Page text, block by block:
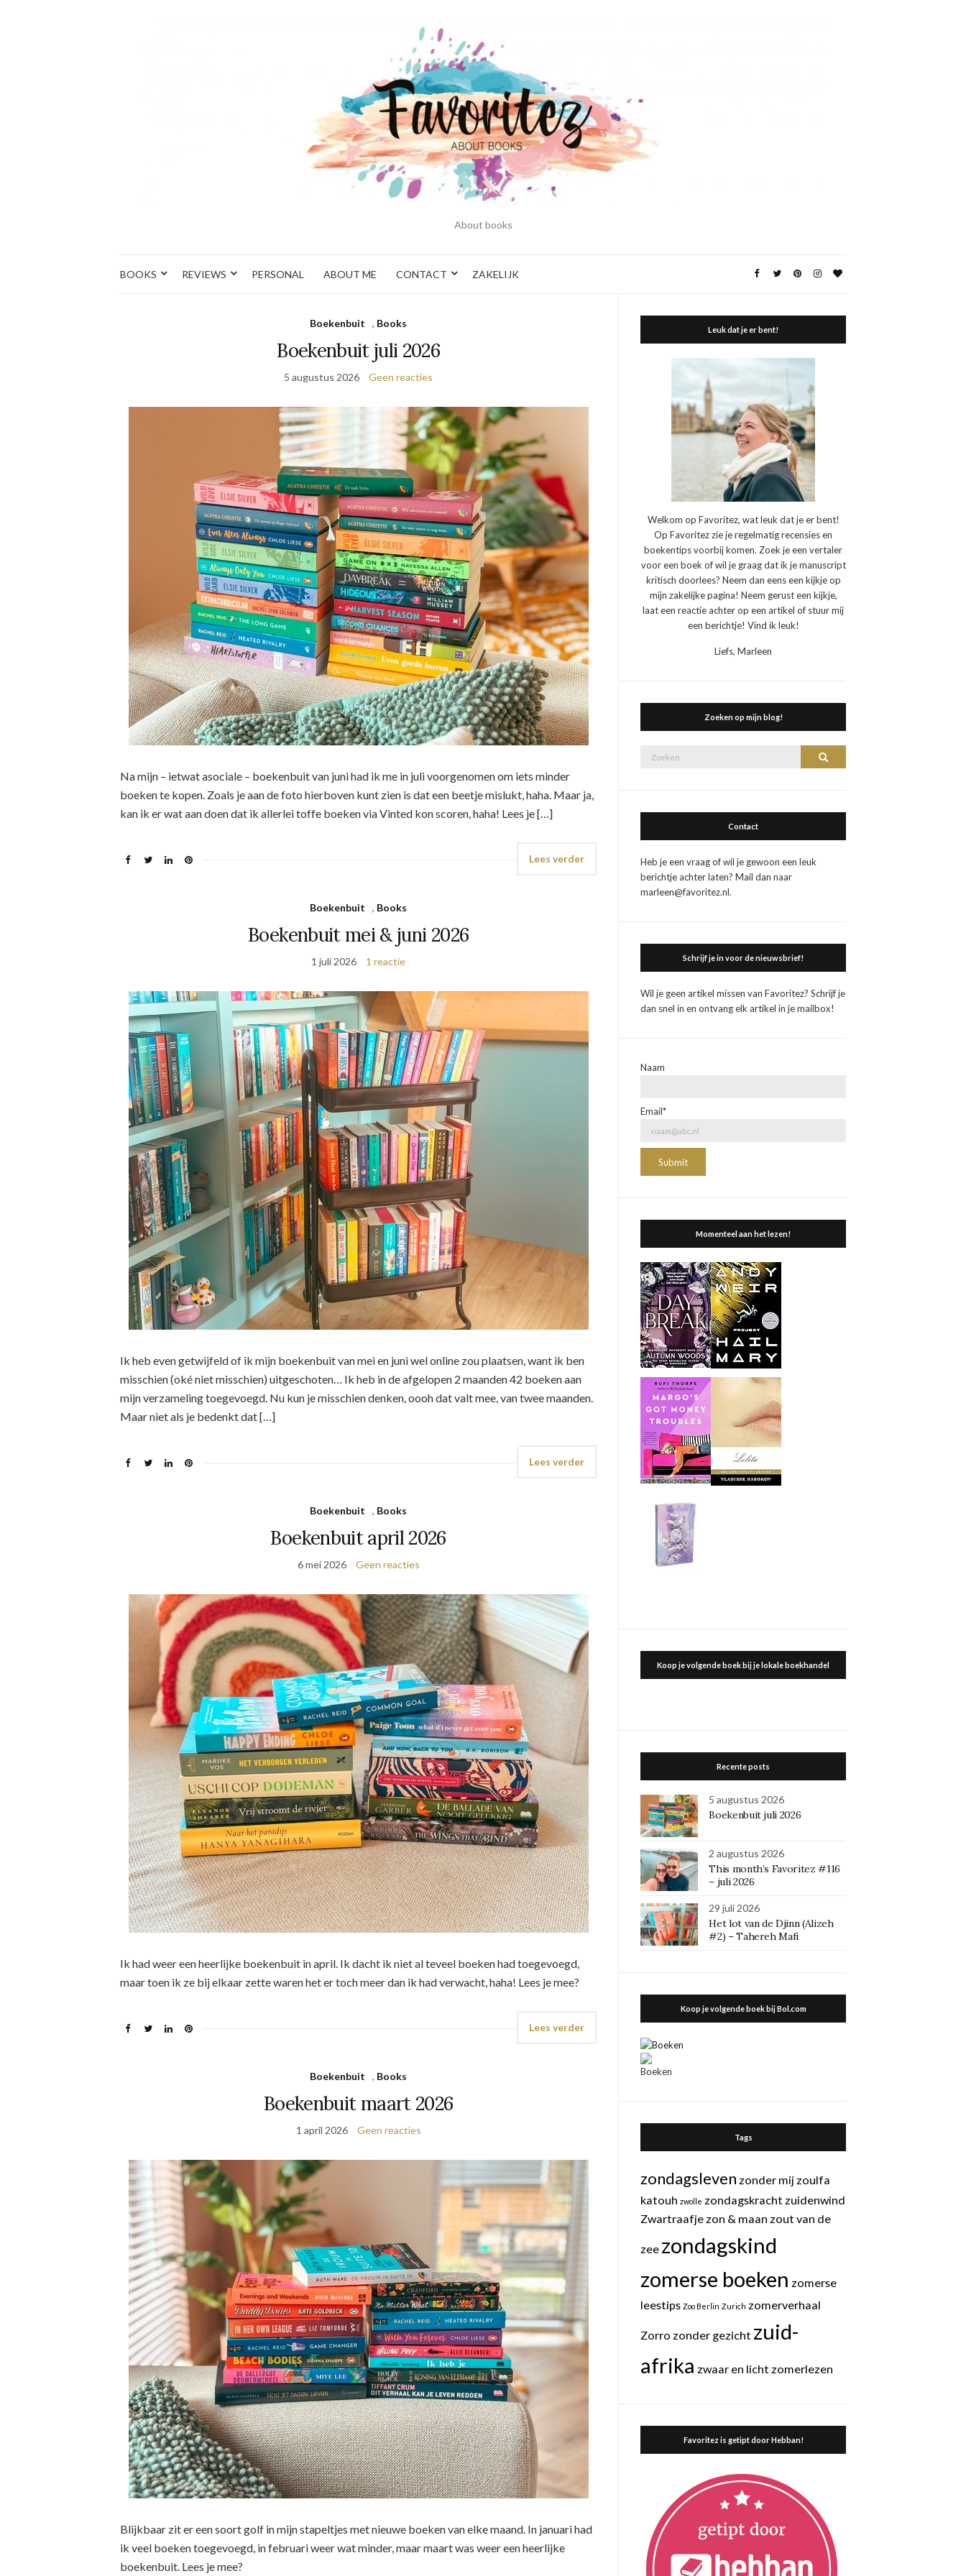
About books
BOOKS REVIEWS PERSONAL ABOUT ME CONTACT ZAKELIJK
Boekenbuit , Books
Boekenbuit juli 2026
5 augustus 2026 Geen reacties
Na mijn – ietwat asociale – boekenbuit van juni had ik me in juli voorgenomen om iets minder
boeken te kopen. Zoals je aan de foto hierboven kunt zien is dat een beetje mislukt, haha. Maar ja,
kan ik er wat aan doen dat ik allerlei toffe boeken via Vinted kon scoren, haha! Lees je […]
Lees verder
Boekenbuit , Books
Boekenbuit mei & juni 2026
1 juli 2026 1 reactie
Ik heb even getwijfeld of ik mijn boekenbuit van mei en juni wel online zou plaatsen, want ik ben
misschien (oké niet misschien) uitgeschoten… Ik heb in de afgelopen 2 maanden 42 boeken aan
mijn verzameling toegevoegd. Nu kun je misschien denken, oooh dat valt mee, van twee maanden.
Maar niet als je bedenkt dat […]
Lees verder
Boekenbuit , Books
Boekenbuit april 2026
6 mei 2026 Geen reacties
Ik had weer een heerlijke boekenbuit in april. Ik dacht ik niet al teveel boeken had toegevoegd,
maar toen ik ze bij elkaar zette waren het er toch meer dan ik had verwacht, haha! Lees je mee?
Lees verder
Boekenbuit , Books
Boekenbuit maart 2026
1 april 2026 Geen reacties
Blijkbaar zit er een soort golf in mijn stapeltjes met nieuwe boeken van elke maand. In januari had
ik veel boeken toegevoegd, in februari weer wat minder, maar maart was weer een heerlijke
boekenbuit. Lees je mee?
Leuk dat je er bent!
Welkom op Favoritez, wat leuk dat je er bent!
Op Favoritez zie je regelmatig recensies en
boekentips voorbij komen. Zoek je een vertaler
voor een boek of wil je graag dat ik je manuscript
kritisch doorlees? Neem dan eens een kijkje op
mijn zakelijke pagina! Neem gerust een kijkje,
laat een reactie achter op een artikel of stuur mij
een berichtje! Vind ik leuk!
Liefs, Marleen
Zoeken op mijn blog!
Zoek
Zoeken
Contact
Heb je een vraag of wil je gewoon een leuk
berichtje achter laten? Mail dan naar
marleen@favoritez.nl.
Schrijf je in voor de nieuwsbrief!
Wil je geen artikel missen van Favoritez? Schrijf je
dan snel in en ontvang elk artikel in je mailbox!
Naam
Email*
Momenteel aan het lezen!
Koop je volgende boek bij je lokale boekhandel
Recente posts
5 augustus 2026
Boekenbuit juli 2026
2 augustus 2026
This month’s Favoritez #116
– juli 2026
29 juli 2026
Het lot van de Djinn (Alizeh
#2) – Tahereh Mafi
Koop je volgende boek bij Bol.com
Tags
zondagsleven zonder mij zoulfa
katouh zwolle zondagskracht zuidenwind
Zwartraafje zon & maan zout van de
zee zondagskind
zomerse boeken zomerse
leestips Zoo Berlin Zurich zomerverhaal
Zorro zonder gezicht zuid-
afrika zwaar en licht zomerlezen
Favoritez is getipt door Hebban!